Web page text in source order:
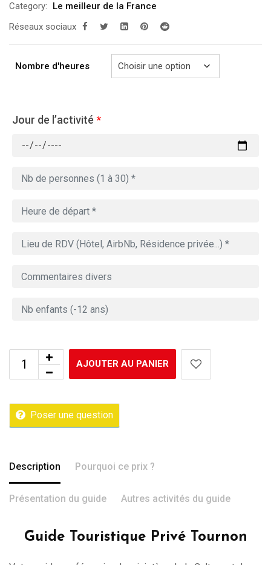
prix :
289.00€
729.00€
Category:
Le meilleur de la France
Réseaux sociaux
Nombre d'heures
Jour de l’activité *
AJOUTER AU PANIER
Poser une question
Description Pourquoi ce prix ?
Présentation du guide Autres activités du guide
Guide Touristique Privé Tournon